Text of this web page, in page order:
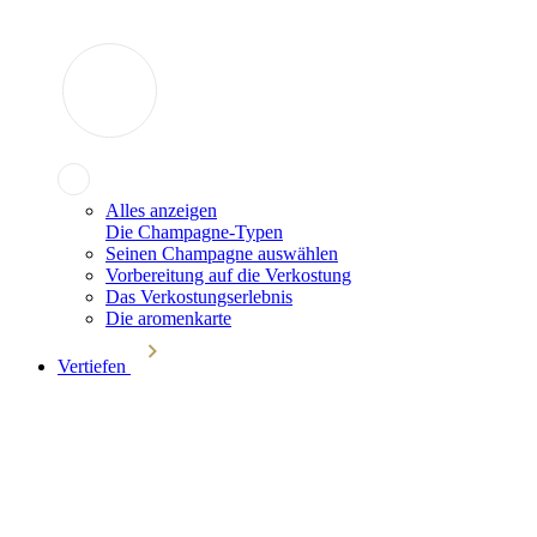
Alles anzeigen
Die Champagne-Typen
Seinen Champagne auswählen
Vorbereitung auf die Verkostung
Das Verkostungserlebnis
Die aromenkarte
Vertiefen